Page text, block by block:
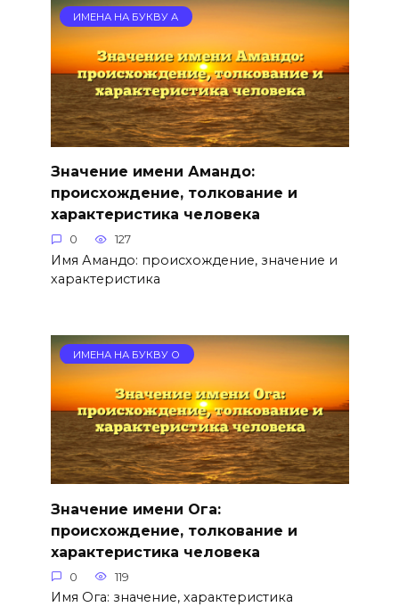
ИМЕНА НА БУКВУ А
Значение имени Амандо:
происхождение, толкование и
характеристика человека
0 127
Имя Амандо: происхождение, значение и
характеристика
ИМЕНА НА БУКВУ О
Значение имени Ога:
происхождение, толкование и
характеристика человека
0 119
Имя Ога: значение, характеристика